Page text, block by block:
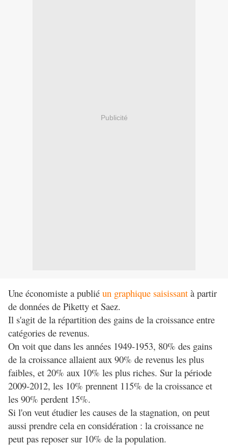
Publicité
Une économiste a publié un graphique saisissant à partir
de données de Piketty et Saez.
Il s'agit de la répartition des gains de la croissance entre
catégories de revenus.
On voit que dans les années 1949-1953, 80% des gains
de la croissance allaient aux 90% de revenus les plus
faibles, et 20% aux 10% les plus riches. Sur la période
2009-2012, les 10% prennent 115% de la croissance et
les 90% perdent 15%.
Si l'on veut étudier les causes de la stagnation, on peut
aussi prendre cela en considération : la croissance ne
peut pas reposer sur 10% de la population.